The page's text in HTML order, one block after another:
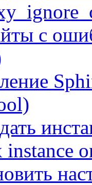
с
instance